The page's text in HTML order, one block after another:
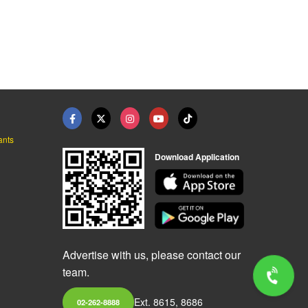
Download Application
Advertise with us, please contact our
team.
02-262-8888 Ext. 8615, 8686